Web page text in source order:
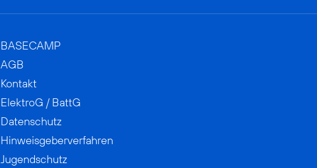
BASECAMP
AGB
Kontakt
ElektroG / BattG
Datenschutz
Hinweisgeberverfahren
Jugendschutz